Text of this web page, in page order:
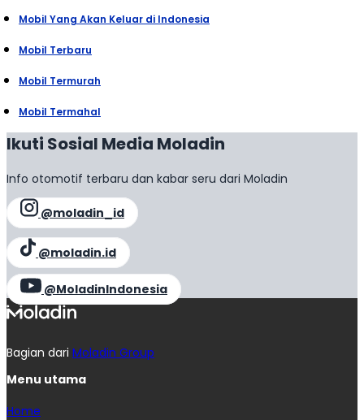
Mobil Yang Akan Keluar di Indonesia
Mobil Terbaru
Mobil Termurah
Mobil Termahal
Ikuti Sosial Media Moladin
Info otomotif terbaru dan kabar seru dari Moladin
@moladin_id
@moladin.id
@MoladinIndonesia
Bagian dari Moladin Group
Menu utama
Home